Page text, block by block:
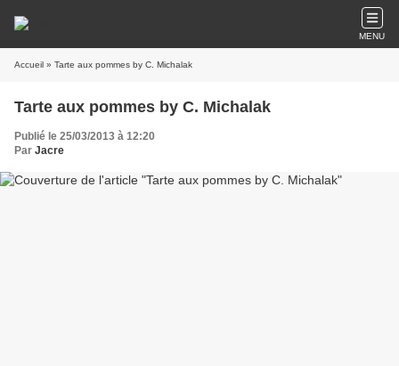
MENU
Accueil » Tarte aux pommes by C. Michalak
Tarte aux pommes by C. Michalak
Publié le 25/03/2013 à 12:20
Par Jacre